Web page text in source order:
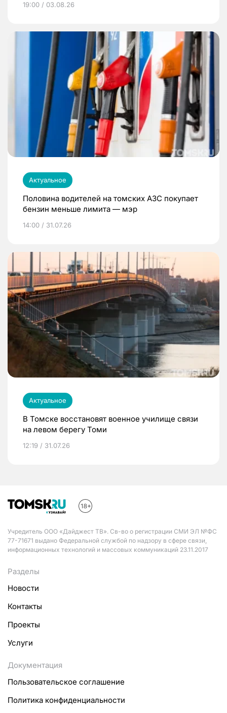
19:00 / 03.08.26
Актуальное
Половина водителей на томских АЗС покупает
бензин меньше лимита — мэр
14:00 / 31.07.26
Актуальное
В Томске восстановят военное училище связи
на левом берегу Томи
12:19 / 31.07.26
Учредитель ООО «Дайджест ТВ». Св-во о регистрации СМИ ЭЛ №ФС
77-71671 выдано Федеральной службой по надзору в сфере связи,
информационных технологий и массовых коммуникаций 23.11.2017
Разделы
Новости
Контакты
Проекты
Услуги
Документация
Пользовательское соглашение
Политика конфиденциальности